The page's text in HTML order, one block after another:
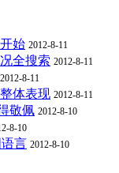
始 2012-8-11
全搜索 2012-8-11
2012-8-11
体表现 2012-8-11
敬佩 2012-8-10
8-10
言 2012-8-10